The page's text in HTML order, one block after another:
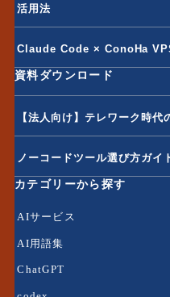
活用法
Claude Code × ConoHa
資料ダウンロード
【法人向け】テレワーク時代
ノーコードツール選び方ガイ
カテゴリーから探す
AIサービス
AI用語集
ChatGPT